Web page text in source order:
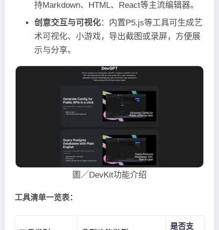
持Markdown、HTML、React等主流编辑器。
创意交互与可视化：内置P5.js等工具可生成艺
术可视化、小游戏，导出截图或录屏，方便展
示与分享。
圖／DevKit功能介绍
工具清单一览表：
是否支